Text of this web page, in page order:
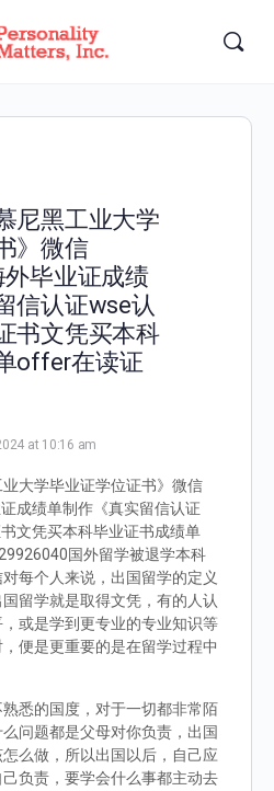
尼黑工业大学
》微信
外毕业证成绩
信认证wse认
书文凭买本科
offer在读证
at 10:16 am
大学毕业证学位证书》微信
成绩单制作《真实留信认证
文凭买本科毕业证书成绩单
国外留学被退学本科
每个人来说，出国留学的定义
留学就是取得文凭，有的人认
或是学到更专业的专业知识等
便是更重要的是在留学过程中
悉的国度，对于一切都非常陌
问题都是父母对你负责，出国
么做，所以出国以后，自己应
负责，要学会什么事都主动去